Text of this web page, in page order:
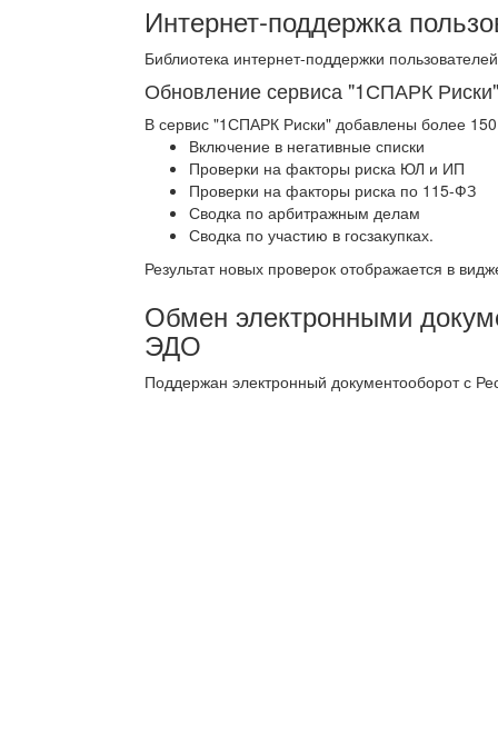
Интернет-поддержка
Библиотека интернет-поддержки
Обновление сервиса "1СПАРК Риски"
В сервис "1СПАРК Риски" добавлены более 150
Включение в негативные списки
Проверки на факторы риска ЮЛ и ИП
Проверки на факторы риска по 115-ФЗ
Сводка по арбитражным делам
Сводка по участию в госзакупках.
Результат новых проверок отображается в
Обмен электронными
ЭДО
Поддержан электронный документооборот с